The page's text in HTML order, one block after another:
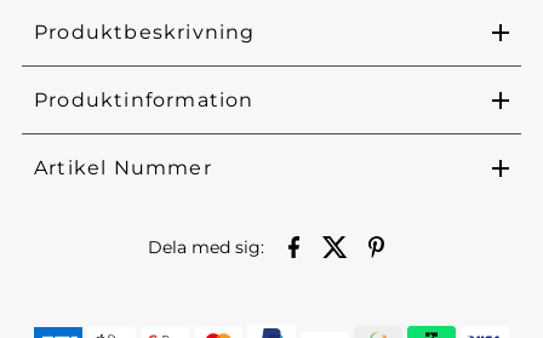
Produktbeskrivning
Produktinformation
Artikel Nummer
Dela med sig: